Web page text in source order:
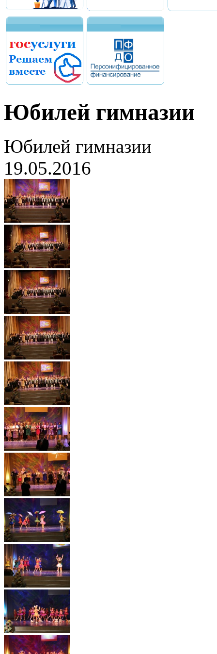
Юбилей гимназии
Юбилей гимназии
19.05.2016